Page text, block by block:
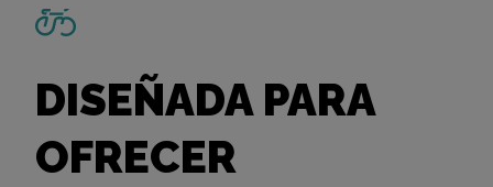
DISEÑADA PARA
OFRECER